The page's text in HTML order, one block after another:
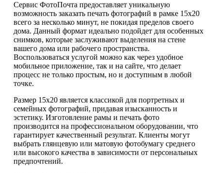
Сервис ФотоПочта предоставляет уникальную
возможность заказать печать фотографий в рамке 15х20
всего за несколько минут, не покидая пределов своего
дома. Данный формат идеально подойдет для особенных
снимков, которые заслуживают выделения на стене
вашего дома или рабочего пространства.
Воспользоваться услугой можно как через удобное
мобильное приложение, так и на сайте, что делает
процесс не только простым, но и доступным в любой
точке.
Размер 15х20 является классикой для портретных и
семейных фотографий, придавая изысканность и
эстетику. Изготовление рамы и печать фото
производится на профессиональном оборудовании, что
гарантирует качественный результат. Клиенты могут
выбрать глянцевую или матовую фотобумагу среднего
или высокого качества в зависимости от персональных
предпочтений.